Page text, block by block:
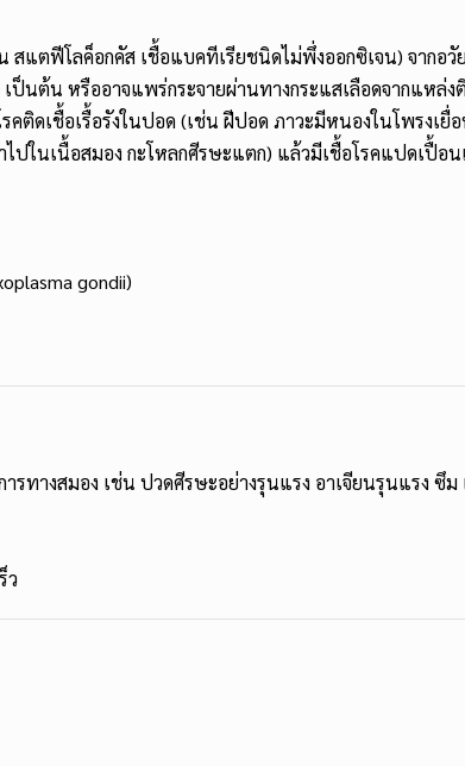
สแตฟีโลค็อกคัส เชื้อแบคทีเรียชนิดไม่พึ่งออกซิเจน) จากอวั
นต้น หรืออาจแพร่กระจายผ่านทางกระแสเลือดจากแหล่
รคติดเชื้อเรื้อรังในปอด (เช่น ฝีปอด ภาวะมีหนองในโพร
ปในเนื้อสมอง กะโหลกศีรษะแตก) แล้วมีเชื้อโรคแปดเปื้อน
gondii)
รทางสมอง เช่น ปวดศีรษะอย่างรุนแรง อาเจียนรุนแรง
ว